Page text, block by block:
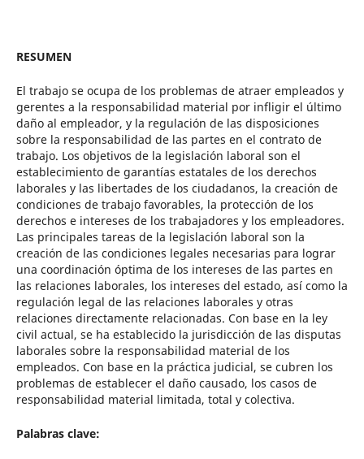
RESUMEN
El trabajo se ocupa de los problemas de atraer empleados y
gerentes a la responsabilidad material por infligir el último
daño al empleador, y la regulación de las disposiciones
sobre la responsabilidad de las partes en el contrato de
trabajo. Los objetivos de la legislación laboral son el
establecimiento de garantías estatales de los derechos
laborales y las libertades de los ciudadanos, la creación de
condiciones de trabajo favorables, la protección de los
derechos e intereses de los trabajadores y los empleadores.
Las principales tareas de la legislación laboral son la
creación de las condiciones legales necesarias para lograr
una coordinación óptima de los intereses de las partes en
las relaciones laborales, los intereses del estado, así como la
regulación legal de las relaciones laborales y otras
relaciones directamente relacionadas. Con base en la ley
civil actual, se ha establecido la jurisdicción de las disputas
laborales sobre la responsabilidad material de los
empleados. Con base en la práctica judicial, se cubren los
problemas de establecer el daño causado, los casos de
responsabilidad material limitada, total y colectiva.
Palabras clave: